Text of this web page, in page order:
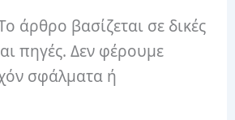
άρθρο βασίζεται σε δικές
πηγές. Δεν φέρουμε
σφάλματα ή